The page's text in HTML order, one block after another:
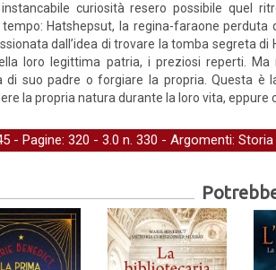
curiosità resero possibile quel
Hatshepsut, la regina-faraone perduta
dall’idea di trovare la tomba segreta
loro legittima patria, i preziosi reperti.
di suo padre o forgiare la propria. Questa
la propria natura durante la loro vita, eppure
- Pagine: 320 - 3.0 n. 330 - Argomenti: Storia